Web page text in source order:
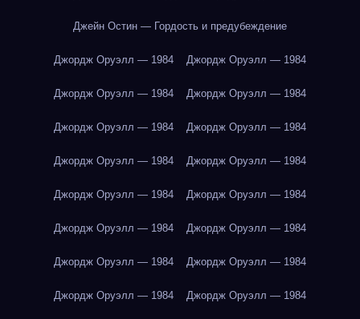
Джейн Остин — Гордость и предубеждение
Джордж Оруэлл — 1984 Джордж Оруэлл — 1984
Джордж Оруэлл — 1984 Джордж Оруэлл — 1984
Джордж Оруэлл — 1984 Джордж Оруэлл — 1984
Джордж Оруэлл — 1984 Джордж Оруэлл — 1984
Джордж Оруэлл — 1984 Джордж Оруэлл — 1984
Джордж Оруэлл — 1984 Джордж Оруэлл — 1984
Джордж Оруэлл — 1984 Джордж Оруэлл — 1984
Джордж Оруэлл — 1984 Джордж Оруэлл — 1984